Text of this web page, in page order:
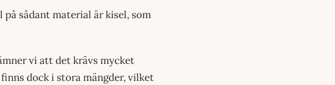
sådant material är kisel, som
vi att det krävs mycket
dock i stora mängder, vilket